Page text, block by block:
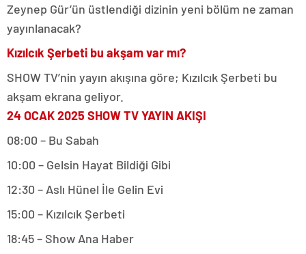
Zeynep Gür’ün üstlendiği dizinin yeni bölüm ne zaman
yayınlanacak?
Kızılcık Şerbeti bu akşam var mı?
SHOW TV’nin yayın akışına göre; Kızılcık Şerbeti bu
akşam ekrana geliyor.
24 OCAK 2025 SHOW TV YAYIN AKIŞI
08:00 – Bu Sabah
10:00 – Gelsin Hayat Bildiği Gibi
12:30 – Aslı Hünel İle Gelin Evi
15:00 – Kızılcık Şerbeti
18:45 – Show Ana Haber